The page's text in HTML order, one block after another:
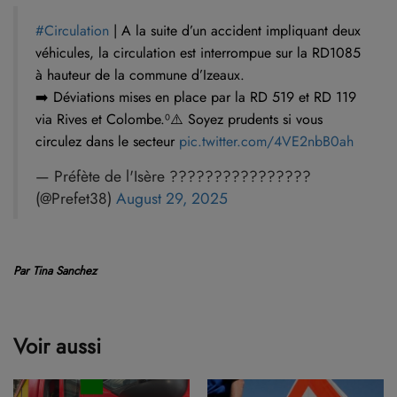
#Circulation | A la suite d’un accident impliquant deux
véhicules, la circulation est interrompue sur la RD1085
à hauteur de la commune d’Izeaux.
➡️ Déviations mises en place par la RD 519 et RD 119
via Rives et Colombe.⁰⚠️ Soyez prudents si vous
circulez dans le secteur pic.twitter.com/4VE2nbB0ah
— Préfète de l'Isère ????????????????
(@Prefet38) August 29, 2025
Par Tina Sanchez
Voir aussi